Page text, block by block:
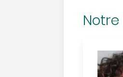
Notre